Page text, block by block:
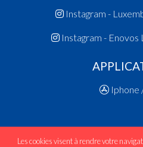
Instagram -
Instagram - Enovos
Iphone
Les cookies visent à rendre votre